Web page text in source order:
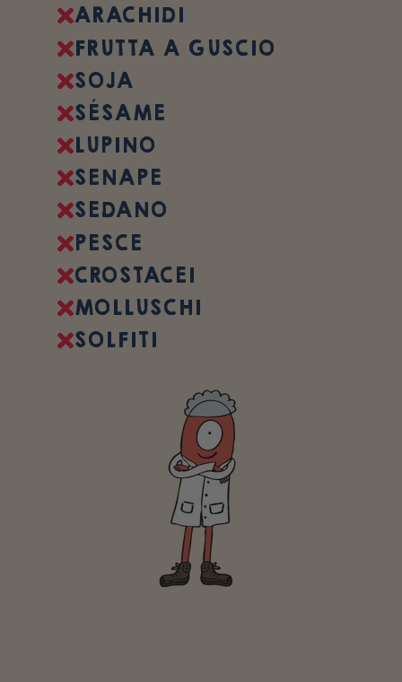
ARACHIDI
FRUTTA A GUSCIO
SOJA
SÉSAME
LUPINO
SENAPE
SEDANO
PESCE
CROSTACEI
MOLLUSCHI
SOLFITI